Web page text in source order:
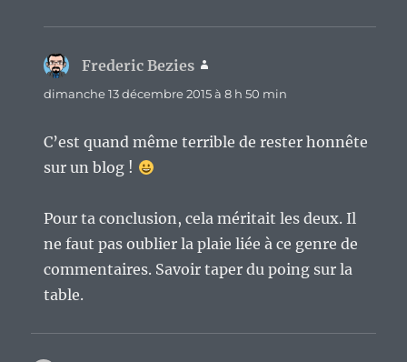
Frederic Bezies
dimanche 13 décembre 2015 à 8 h 50 min
C’est quand même terrible de rester honnête
sur un blog !
Pour ta conclusion, cela méritait les deux. Il
ne faut pas oublier la plaie liée à ce genre de
commentaires. Savoir taper du poing sur la
table.